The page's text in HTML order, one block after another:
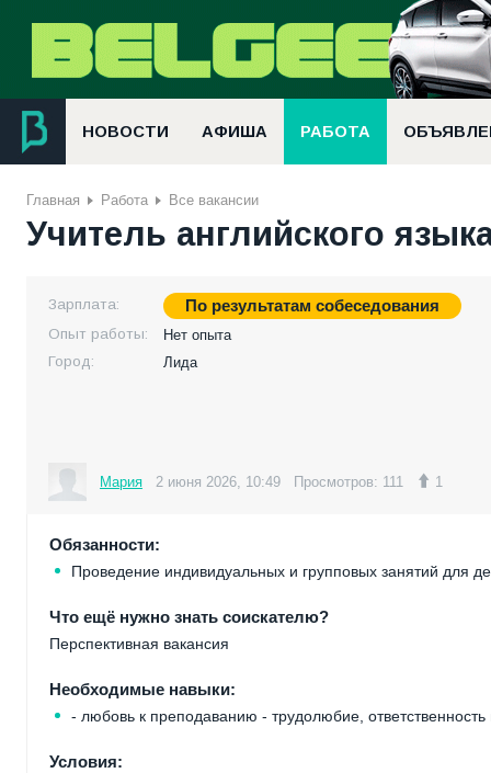
НОВОСТИ АФИША РАБОТА
Главная Работа Все вакансии
Учитель английского
Зарплата: По результатам собеседования
Опыт работы:
Нет опыта
Город:
Лида
Мария 2 июня 2026, 10:49 Просмотров: 111 1
Обязанности:
Проведение индивидуальных и групповых занятий для
Что ещё нужно знать соискателю?
Перспективная вакансия
Необходимые навыки:
- любовь к преподаванию - трудолюбие,
Условия: